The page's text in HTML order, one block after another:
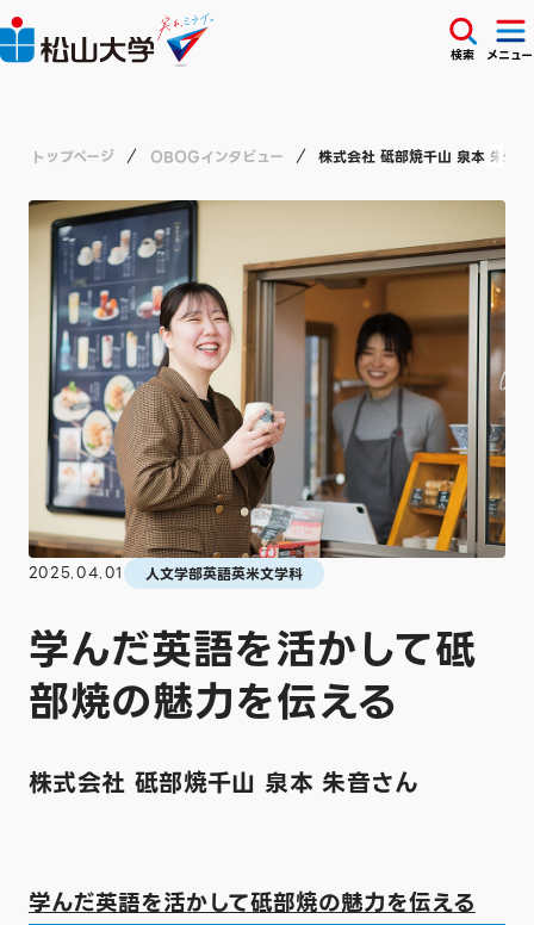
検索 メニュー
トップページ OBOGインタビュー 株式会社 砥部焼千山 泉本 朱音
2025.04.01 人文学部英語英米文学科
学んだ英語を活かして砥
部焼の魅力を伝える
株式会社 砥部焼千山 泉本 朱音さん
学んだ英語を活かして砥部焼の魅力を伝える